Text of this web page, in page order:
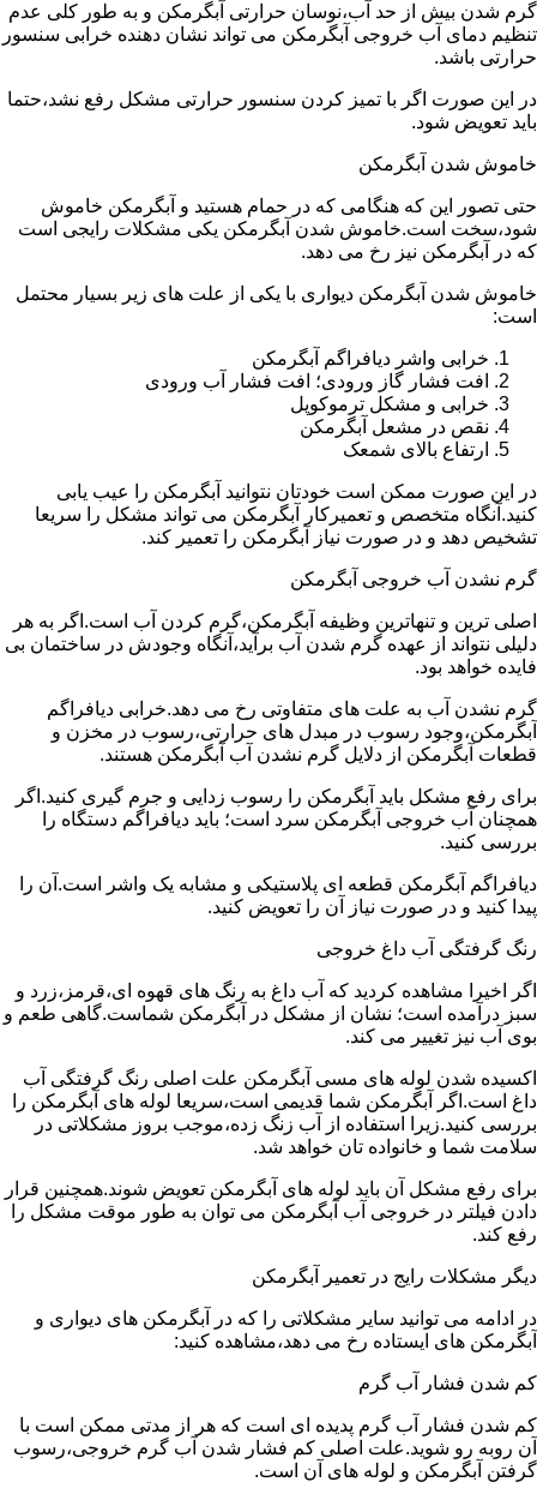
گرم شدن بیش از حد آب،نوسان حرارتی آبگرمکن و به طور کلی عدم
تنظیم دمای آب خروجی آبگرمکن می تواند نشان دهنده خرابی سنسور
حرارتی باشد.
در این صورت اگر با تمیز کردن سنسور حرارتی مشکل رفع نشد،حتما
باید تعویض شود.
خاموش شدن آبگرمکن
حتی تصور این که هنگامی که در حمام هستید و آبگرمکن خاموش
شود،سخت است.خاموش شدن آبگرمکن یکی مشکلات رایجی است
که در آبگرمکن نیز رخ می دهد.
خاموش شدن آبگرمکن دیواری با یکی از علت های زیر بسیار محتمل
است:
خرابی واشر دیافراگم آبگرمکن
افت فشار گاز ورودی؛ افت فشار آب ورودی
خرابی و مشکل ترموکوپل
نقص در مشعل آبگرمکن
ارتفاع بالای شمعک
در این صورت ممکن است خودتان نتوانید آبگرمکن را عیب یابی
کنید.آنگاه متخصص و تعمیرکار آبگرمکن می تواند مشکل را سریعا
تشخیص دهد و در صورت نیاز آبگرمکن را تعمیر کند.
گرم نشدن آب خروجی آبگرمکن
اصلی ترین و تنهاترین وظیفه آبگرمکن،گرم کردن آب است.اگر به هر
دلیلی نتواند از عهده گرم شدن آب برآید،آنگاه وجودش در ساختمان بی
فایده خواهد بود.
گرم نشدن آب به علت های متفاوتی رخ می دهد.خرابی دیافراگم
آبگرمکن،وجود رسوب در مبدل های حرارتی،رسوب در مخزن و
قطعات آبگرمکن از دلایل گرم نشدن آب آبگرمکن هستند.
برای رفع مشکل باید آبگرمکن را رسوب زدایی و جرم گیری کنید.اگر
همچنان آب خروجی آبگرمکن سرد است؛ باید دیافراگم دستگاه را
بررسی کنید.
دیافراگم آبگرمکن قطعه ای پلاستیکی و مشابه یک واشر است.آن را
پیدا کنید و در صورت نیاز آن را تعویض کنید.
رنگ گرفتگی آب داغ خروجی
اگر اخیرا مشاهده کردید که آب داغ به رنگ های قهوه ای،قرمز،زرد و
سبز درآمده است؛ نشان از مشکل در آبگرمکن شماست.گاهی طعم و
بوی آب نیز تغییر می کند.
اکسیده شدن لوله های مسی آبگرمکن علت اصلی رنگ گرفتگی آب
داغ است.اگر آبگرمکن شما قدیمی است،سریعا لوله های آبگرمکن را
بررسی کنید.زیرا استفاده از آب زنگ زده،موجب بروز مشکلاتی در
سلامت شما و خانواده تان خواهد شد.
برای رفع مشکل آن باید لوله های آبگرمکن تعویض شوند.همچنین قرار
دادن فیلتر در خروجی آب آبگرمکن می توان به طور موقت مشکل را
رفع کند.
دیگر مشکلات رایج در تعمیر آبگرمکن
در ادامه می توانید سایر مشکلاتی را که در آبگرمکن های دیواری و
آبگرمکن های ایستاده رخ می دهد،مشاهده کنید:
کم شدن فشار آب گرم
کم شدن فشار آب گرم پدیده ای است که هر از مدتی ممکن است با
آن روبه رو شوید.علت اصلی کم فشار شدن آب گرم خروجی،رسوب
گرفتن آبگرمکن و لوله های آن است.